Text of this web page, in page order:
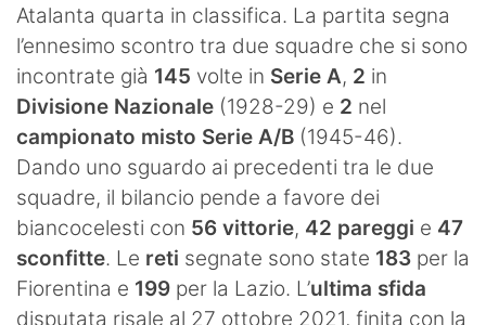
Atalanta quarta in classifica. La partita segna
l’ennesimo scontro tra due squadre che si sono
incontrate già 145 volte in Serie A, 2 in
Divisione Nazionale (1928-29) e 2 nel
campionato misto Serie A/B (1945-46).
Dando uno sguardo ai precedenti tra le due
squadre, il bilancio pende a favore dei
biancocelesti con 56 vittorie, 42 pareggi e 47
sconfitte. Le reti segnate sono state 183 per la
Fiorentina e 199 per la Lazio. L’ultima sfida
disputata risale al 27 ottobre 2021, finita con la